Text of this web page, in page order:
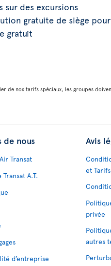
sur des excursions
gratuite de siège
gratuit
de nos tarifs spéciaux, les groupes
de nous
Transat
A.T.
d’entreprise
Avis
et Tarifs
privée
autres